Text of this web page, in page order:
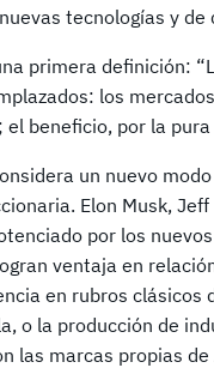
tecnologías y de
primera definición:
los
beneficio, por la
un nuevo
Elon Musk,
por los
ventaja en
en rubros clásicos
o la producción de
las marcas propias de